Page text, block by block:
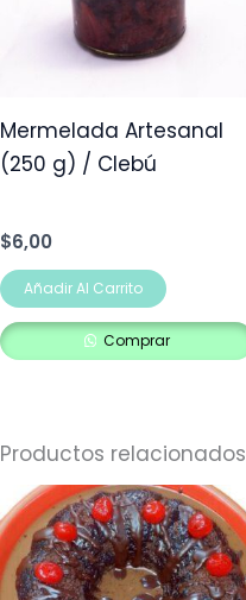
Mermelada Artesanal
(250 g) / Clebú
$6,00
Añadir Al Carrito
Comprar
Productos relacionados